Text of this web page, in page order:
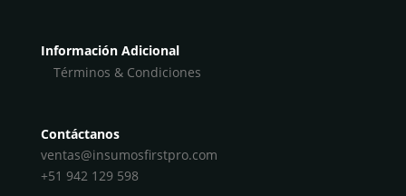
Información Adicional
Términos & Condiciones
Contáctanos
ventas@insumosfirstpro.com
+51 942 129 598